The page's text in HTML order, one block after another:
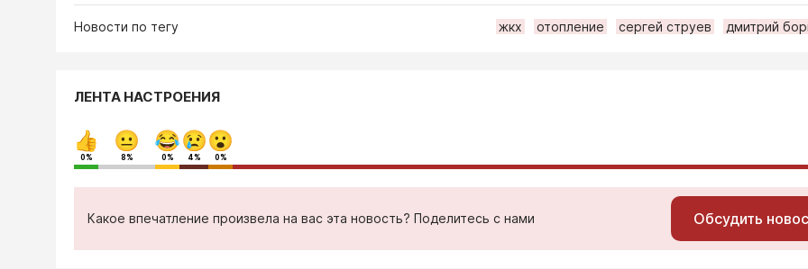
Новости по тегу жкх отопление сергей струев дмитрий
ЛЕНТА НАСТРОЕНИЯ
0% 8% 0% 4% 0%
Какое впечатление произвела на вас эта новость? Поделитесь с нами Обсудить